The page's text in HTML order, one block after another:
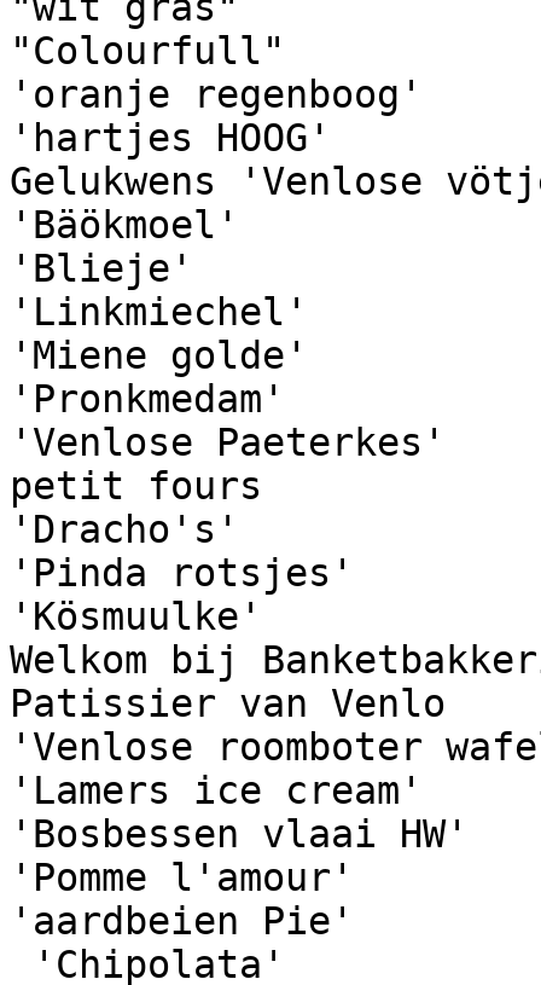
"Colourfull"
'oranje regenboog'
'hartjes HOOG'
Gelukwens 'Venlose
'Bäökmoel'
'Blieje'
'Linkmiechel'
'Miene golde'
'Pronkmedam'
'Venlose Paeterkes'
petit fours
'Dracho's'
'Pinda rotsjes'
'Kösmuulke'
Welkom bij
Patissier van Venlo
'Venlose roomboter
'Lamers ice cream'
'Bosbessen vlaai HW'
'Pomme l'amour'
'aardbeien Pie'